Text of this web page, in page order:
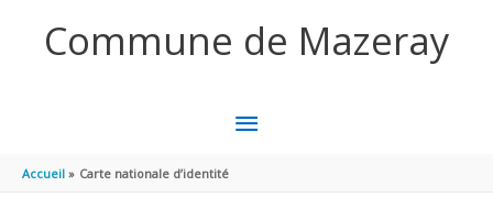
Commune de Mazeray
MENU
Accueil Carte nationale d’identité